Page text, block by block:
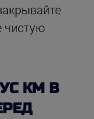
чистую
КМ В